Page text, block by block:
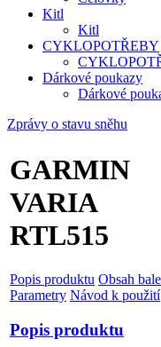
Kitl
Kitl
CYKLOPOTŘEBY
Dárkové poukazy
Dárkové
Zprávy o stavu sněhu
GARMIN
VARIA
RTL515
Popis produktu Obsah
Parametry Návod k použití
Popis produktu